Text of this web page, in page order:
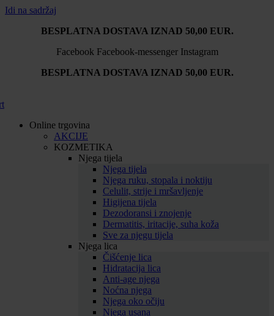
Idi na sadržaj
BESPLATNA DOSTAVA IZNAD 50,00 EUR.
Facebook Facebook-messenger Instagram
BESPLATNA DOSTAVA IZNAD 50,00 EUR.
Online trgovina
AKCIJE
KOZMETIKA
Njega tijela
Njega tijela
Njega ruku, stopala i noktiju
Celulit, strije i mršavljenje
Higijena tijela
Dezodoransi i znojenje
Dermatitis, iritacije, suha koža
Sve za njegu tijela
Njega lica
Čišćenje lica
Hidratacija lica
Anti-age njega
Noćna njega
Njega oko očiju
Njega usana